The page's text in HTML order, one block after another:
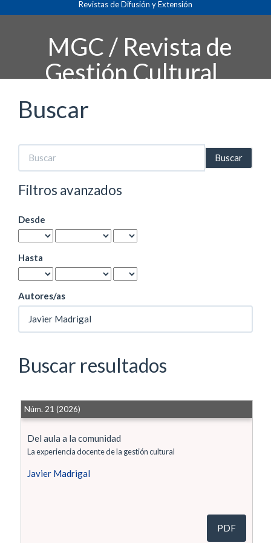
principal
principal
lateral
Revistas de Difusión y Extensión
MGC / Revista de
Gestión Cultural
Buscar
Buscar
artículos
por
Filtros avanzados
Desde
Hasta
Autores/as
Buscar resultados
Del aula a la comunidad
La experiencia docente de la gestión cultural
Javier Madrigal
Núm. 21 (2026)
PDF